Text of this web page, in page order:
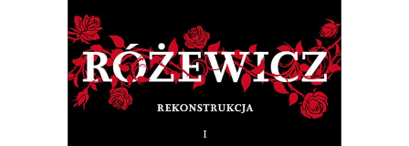
RÓŻEWICZ. REKONSTRUKCJA
(tom 1)
Na pytanie: „Kim jesteś?”, Tadeusz
Różewicz odpowiedział przed laty: „Kto
mnie uważnie czyta, ten wie”.